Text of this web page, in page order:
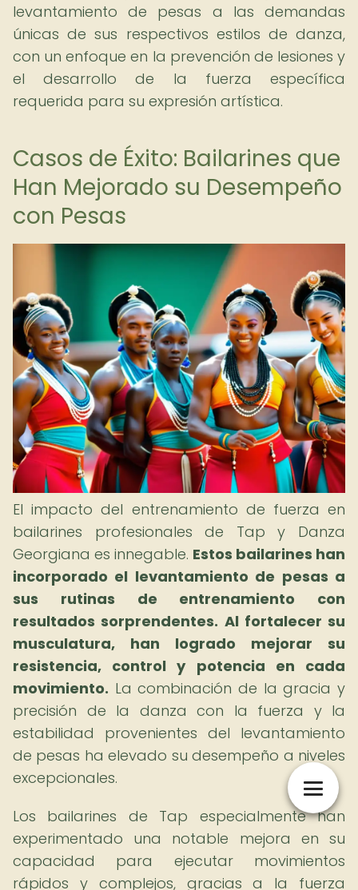
levantamiento de pesas a las demandas
únicas de sus respectivos estilos de danza,
con un enfoque en la prevención de lesiones y
el desarrollo de la fuerza específica
requerida para su expresión artística.
Casos de Éxito: Bailarines que
Han Mejorado su Desempeño
con Pesas
El impacto del entrenamiento de fuerza en
bailarines profesionales de Tap y Danza
Georgiana es innegable. Estos bailarines han
incorporado el levantamiento de pesas a
sus rutinas de entrenamiento con
resultados sorprendentes. Al fortalecer su
musculatura, han logrado mejorar su
resistencia, control y potencia en cada
movimiento. La combinación de la gracia y
precisión de la danza con la fuerza y ​​la
estabilidad provenientes del levantamiento
de pesas ha elevado su desempeño a niveles
excepcionales.
Los bailarines de Tap especialmente han
experimentado una notable mejora en su
capacidad para ejecutar movimientos
rápidos y complejos, gracias a la fuerza